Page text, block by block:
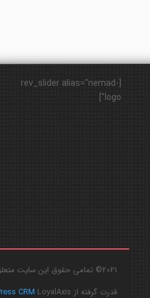
[rev_slider alias="nemad-
logo"]
2021© تمامی حقوق این سایت متعلق به
قدرت گرفته از
CRM LoyalAxis